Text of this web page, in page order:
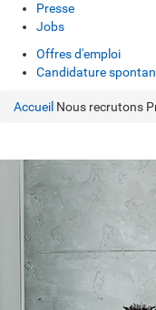
Presse
Jobs
Offres d'emploi
Candidature
Accueil Nous recrutons